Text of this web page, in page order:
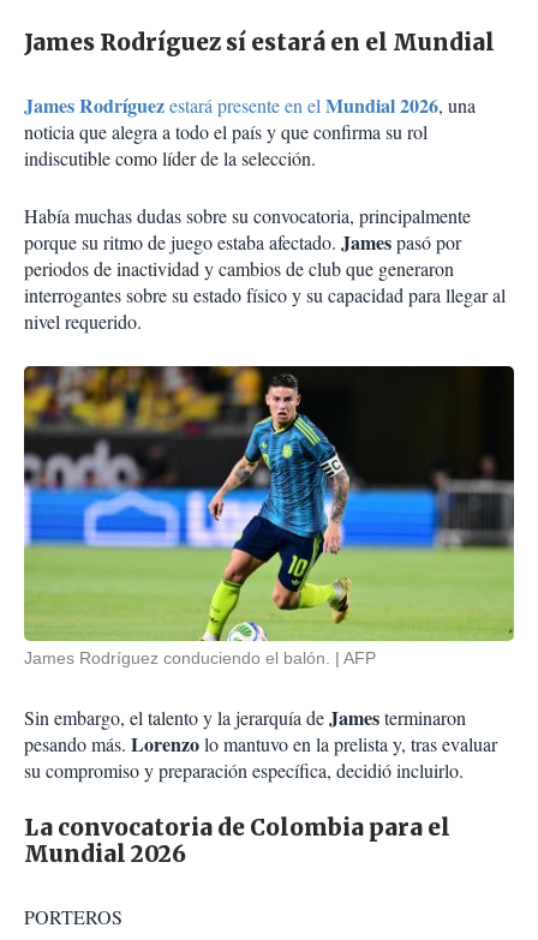
James Rodríguez sí estará en el Mundial
James Rodríguezestará presente en elMundial 2026, una
noticia que alegra a todo el país y que confirma su rol
indiscutible como líder de la selección.
Había muchas dudas sobre su convocatoria, principalmente
porque su ritmo de juego estaba afectado. Jamespasó por
periodos de inactividad y cambios de club que generaron
interrogantes sobre su estado físico y su capacidad para llegar al
nivel requerido.
James Rodríguez conduciendo el balón. AFP
Sin embargo, el talento y la jerarquía deJamesterminaron
pesando más. Lorenzolo mantuvo en la prelista y, tras evaluar
su compromiso y preparación específica, decidió incluirlo.
La convocatoria de Colombia para el
Mundial 2026
PORTEROS